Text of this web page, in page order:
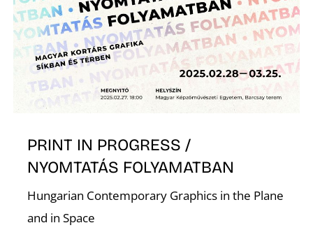
PRINT IN PROGRESS /
NYOMTATÁS FOLYAMATBAN
Hungarian Contemporary Graphics in the Plane
and in Space